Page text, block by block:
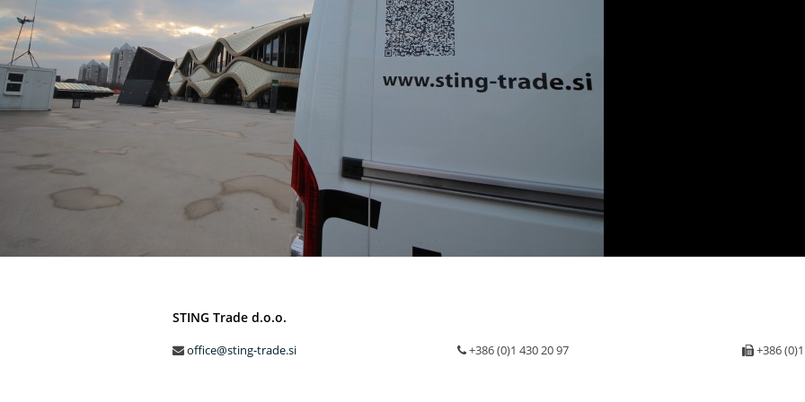
STING Trade d.o.o.
office@sting-trade.si +386 (0)1 430 20 97 +386